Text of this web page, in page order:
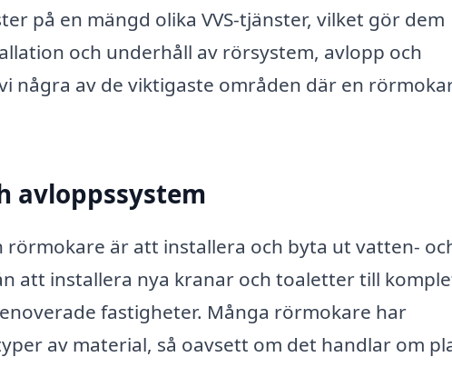
på en mängd olika VVS-tjänster, vilket gör dem
och underhåll av rörsystem, avlopp och
några av de viktigaste områden där en
avloppssystem
är att installera och byta ut vatten-
att installera nya kranar och toaletter till
fastigheter. Många rörmokare har
av material, så oavsett om det handlar om